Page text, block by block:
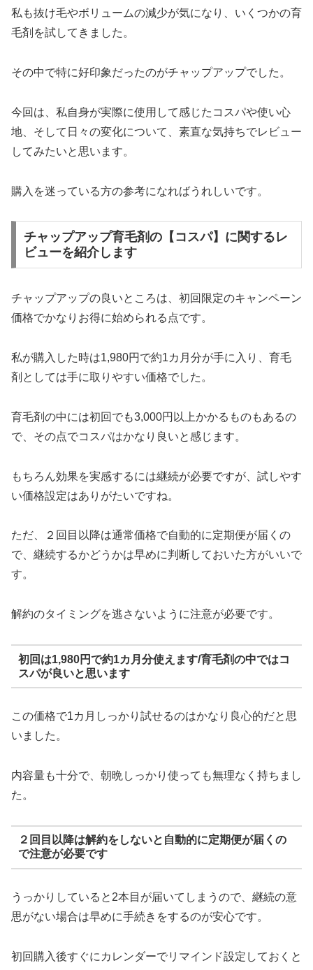
私も抜け毛やボリュームの減少が気になり、いくつかの育
毛剤を試してきました。
その中で特に好印象だったのがチャップアップでした。
今回は、私自身が実際に使用して感じたコスパや使い心
地、そして日々の変化について、素直な気持ちでレビュー
してみたいと思います。
購入を迷っている方の参考になればうれしいです。
チャップアップ育毛剤の【コスパ】に関するレ
ビューを紹介します
チャップアップの良いところは、初回限定のキャンペーン
価格でかなりお得に始められる点です。
私が購入した時は1,980円で約1カ月分が手に入り、育毛
剤としては手に取りやすい価格でした。
育毛剤の中には初回でも3,000円以上かかるものもあるの
で、その点でコスパはかなり良いと感じます。
もちろん効果を実感するには継続が必要ですが、試しやす
い価格設定はありがたいですね。
ただ、２回目以降は通常価格で自動的に定期便が届くの
で、継続するかどうかは早めに判断しておいた方がいいで
す。
解約のタイミングを逃さないように注意が必要です。
初回は1,980円で約1カ月分使えます/育毛剤の中ではコ
スパが良いと思います
この価格で1カ月しっかり試せるのはかなり良心的だと思
いました。
内容量も十分で、朝晩しっかり使っても無理なく持ちまし
た。
２回目以降は解約をしないと自動的に定期便が届くの
で注意が必要です
うっかりしていると2本目が届いてしまうので、継続の意
思がない場合は早めに手続きをするのが安心です。
初回購入後すぐにカレンダーでリマインド設定しておくと